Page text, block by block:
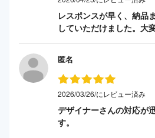
レスポンスが早く、納品
していただけました。大
匿名
2026/03/26/にレビュー済み
デザイナーさんの対応が
す。